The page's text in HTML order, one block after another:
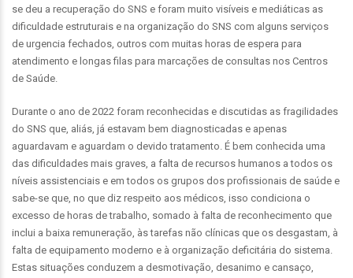
se deu a recuperação do SNS e foram muito visíveis e mediáticas as
dificuldade estruturais e na organização do SNS com alguns serviços
de urgencia fechados, outros com muitas horas de espera para
atendimento e longas filas para marcações de consultas nos Centros
de Saúde.
Durante o ano de 2022 foram reconhecidas e discutidas as fragilidades
do SNS que, aliás, já estavam bem diagnosticadas e apenas
aguardavam e aguardam o devido tratamento. É bem conhecida uma
das dificuldades mais graves, a falta de recursos humanos a todos os
níveis assistenciais e em todos os grupos dos profissionais de saúde e
sabe-se que, no que diz respeito aos médicos, isso condiciona o
excesso de horas de trabalho, somado à falta de reconhecimento que
inclui a baixa remuneração, às tarefas não clínicas que os desgastam, à
falta de equipamento moderno e à organização deficitária do sistema.
Estas situações conduzem a desmotivação, desanimo e cansaço,